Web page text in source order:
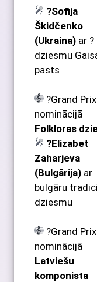
?Sofija
Škidčenko
(Ukraina) ar ?
dziesmu
pasts
?Grand Prix
nominācijā
Folkloras
?Elizabet
Zaharjeva
(Bulgārija) ar
bulgāru
dziesmu
?Grand Prix
nominācijā
Latviešu
komponista